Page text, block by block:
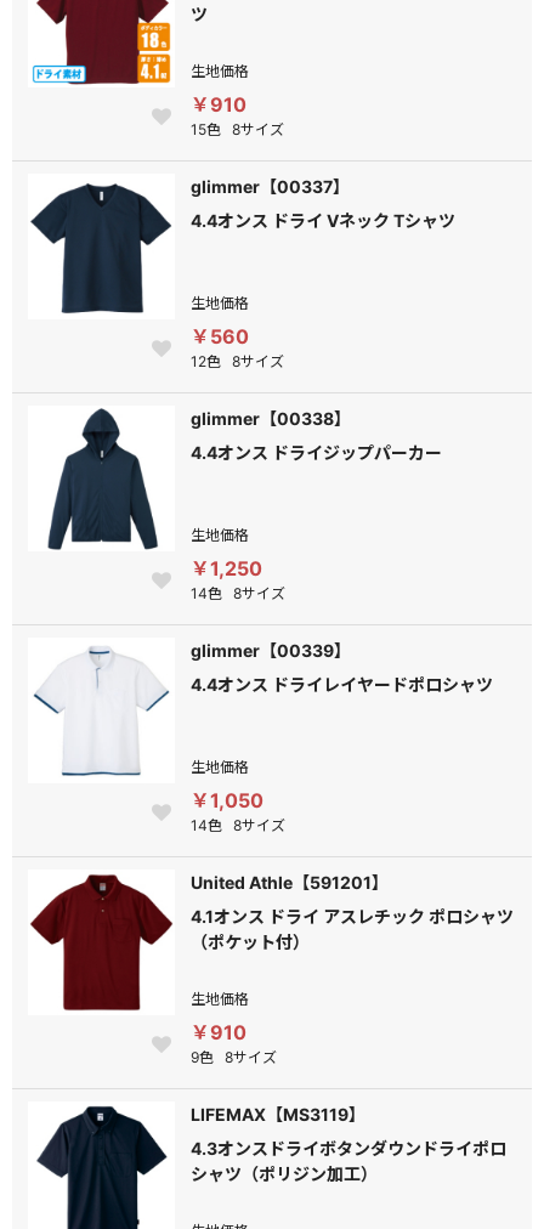
ツ
生地価格
￥910
15色 8サイズ
glimmer【00337】
4.4オンス ドライ Vネック Tシャツ
生地価格
￥560
12色 8サイズ
glimmer【00338】
4.4オンス ドライジップパーカー
生地価格
￥1,250
14色 8サイズ
glimmer【00339】
4.4オンス ドライレイヤードポロシャツ
生地価格
￥1,050
14色 8サイズ
United Athle【591201】
4.1オンス ドライ アスレチック ポロシャツ
（ポケット付）
生地価格
￥910
9色 8サイズ
LIFEMAX【MS3119】
4.3オンスドライボタンダウンドライポロ
シャツ（ポリジン加工）